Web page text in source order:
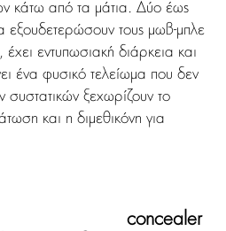
κάτω από τα μάτια. Δύο έως
εξουδετερώσουν τους μωβ-μπλε
έχει εντυπωσιακή διάρκεια και
ένα φυσικό τελείωμα που δεν
συστατικών ξεχωρίζουν το
και η διμεθικόνη για
concealer